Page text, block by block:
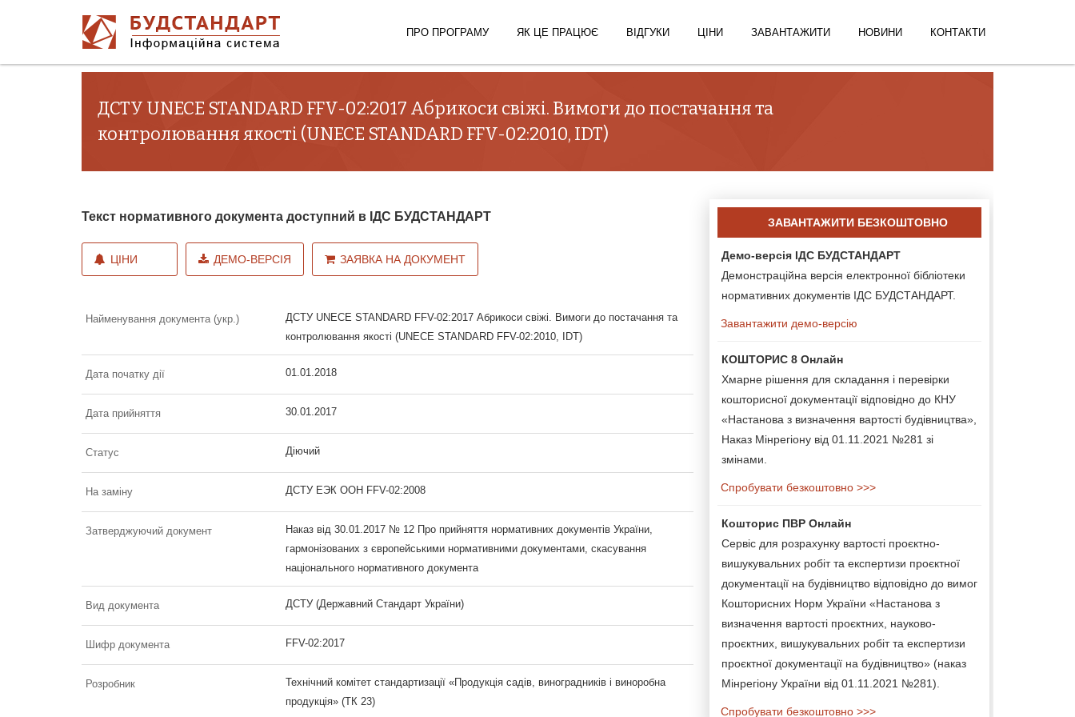
ПРО ПРОГРАМУ ЯК ЦЕ ПРАЦЮЄ ВІДГУКИ ЦІНИ ЗАВАНТАЖИТИ НОВИНИ КОНТАКТИ
ДСТУ UNECE STANDARD FFV-02:2017 Абрикоси свіжі. Вимоги до постачання та
контролювання якості (UNECE STANDARD FFV-02:2010, IDT)
Текст нормативного документа доступний в ІДС БУДСТАНДАРТ
ЦІНИ ДЕМО-ВЕРСІЯ ЗАЯВКА НА ДОКУМЕНТ
Найменування документа (укр.)
ДСТУ UNECE STANDARD FFV-02:2017 Абрикоси свіжі. Вимоги до постачання та
контролювання якості (UNECE STANDARD FFV-02:2010, IDT)
Дата початку дії 01.01.2018
Дата прийняття 30.01.2017
Статус Діючий
На заміну ДСТУ ЕЭК ООН FFV-02:2008
Затверджуючий документ
Наказ від 30.01.2017 № 12 Про прийняття нормативних документів України,
гармонізованих з європейськими нормативними документами, скасування
національного нормативного документа
Вид документа ДСТУ (Державний Стандарт України)
Шифр документа FFV-02:2017
Розробник
Технічний комітет стандартизації «Продукція садів, виноградників і виноробна
продукція» (ТК 23)
ЗАВАНТАЖИТИ БЕЗКОШТОВНО
Демо-версія ІДС БУДСТАНДАРТ
Демонстраційна версія електронної бібліотеки
нормативних документів ІДС БУДСТАНДАРТ.
Завантажити демо-версію
КОШТОРИС 8 Онлайн
Хмарне рішення для складання і перевірки
кошторисної документації відповідно до КНУ
«Настанова з визначення вартості будівництва»,
Наказ Мінрегіону від 01.11.2021 №281 зі
змінами.
Спробувати безкоштовно >>>
Кошторис ПВР Онлайн
Сервіс для розрахунку вартості проєктно-
вишукувальних робіт та експертизи проєктної
документації на будівництво відповідно до вимог
Кошторисних Норм України «Настанова з
визначення вартості проєктних, науково-
проєктних, вишукувальних робіт та експертизи
проєктної документації на будівництво» (наказ
Мінрегіону України від 01.11.2021 №281).
Спробувати безкоштовно >>>